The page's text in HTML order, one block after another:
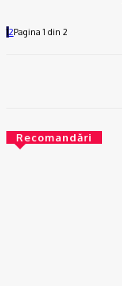
12Pagina 1 din 2
Recomandări